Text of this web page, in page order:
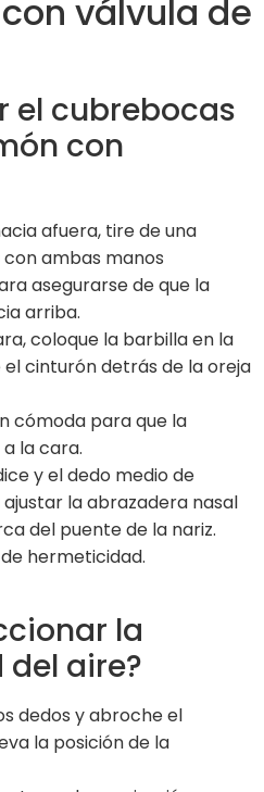
válvula de
el cubrebocas
con
afuera, tire de una
ambas manos
asegurarse de que la
arriba.
coloque la barbilla en la
cinturón detrás de la oreja
cómoda para que la
la cara.
y el dedo medio de
la abrazadera nasal
del puente de la nariz.
hermeticidad.
la
aire?
dedos y abroche el
la posición de la